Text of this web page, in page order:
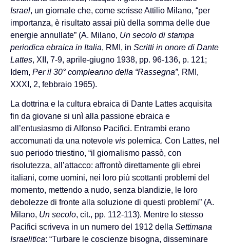
Israel, un giornale che, come scrisse Attilio Milano, “per
importanza, è risultato assai più della somma delle due
energie annullate” (A. Milano, Un secolo di stampa
periodica ebraica in Italia, RMI, in Scritti in onore di Dante
Lattes, XII, 7-9, aprile-giugno 1938, pp. 96-136, p. 121;
Idem, Per il 30° compleanno della “Rassegna”, RMI,
XXXI, 2, febbraio 1965).
La dottrina e la cultura ebraica di Dante Lattes acquisita
fin da giovane si unì alla passione ebraica e
all’entusiasmo di Alfonso Pacifici. Entrambi erano
accomunati da una notevole vis polemica. Con Lattes, nel
suo periodo triestino, “il giornalismo passò, con
risolutezza, all’attacco: affrontò direttamente gli ebrei
italiani, come uomini, nei loro più scottanti problemi del
momento, mettendo a nudo, senza blandizie, le loro
debolezze di fronte alla soluzione di questi problemi” (A.
Milano, Un secolo, cit., pp. 112-113). Mentre lo stesso
Pacifici scriveva in un numero del 1912 della Settimana
Israelitica: “Turbare le coscienze bisogna, disseminare